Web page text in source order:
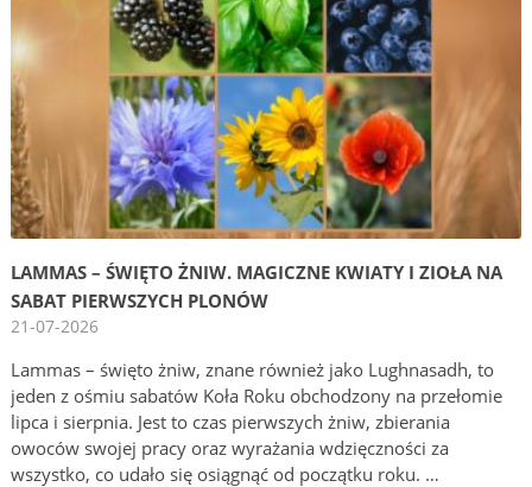
LAMMAS – ŚWIĘTO ŻNIW. MAGICZNE KWIATY I ZIOŁA NA
SABAT PIERWSZYCH PLONÓW
21-07-2026
Lammas – święto żniw, znane również jako Lughnasadh, to
jeden z ośmiu sabatów Koła Roku obchodzony na przełomie
lipca i sierpnia. Jest to czas pierwszych żniw, zbierania
owoców swojej pracy oraz wyrażania wdzięczności za
wszystko, co udało się osiągnąć od początku roku. …